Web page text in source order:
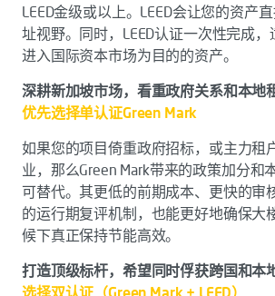
LEED金级或以上。LEED会让您的资产
址视野。同时，LEED认证一次性完成，
进入国际资本市场为目的的资产。
深耕新加坡市场，看重政府关系和本地
优先选择单认证Green Mark
如果您的项目倚重政府招标，或主力租
业，那么Green Mark带来的政策加分和
可替代。其更低的前期成本、更快的审
的运行期复评机制，也能更好地确保大
候下真正保持节能高效。
打造顶级标杆，希望同时俘获跨国和本
选择双认证（Green Mark + LEED）